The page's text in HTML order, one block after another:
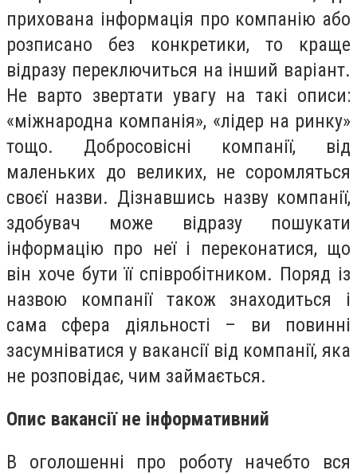
прихована інформація про компанію або
розписано без конкретики, то краще
відразу переключиться на інший варіант.
Не варто звертати увагу на такі описи:
«міжнародна компанія», «лідер на ринку»
тощо. Добросовісні компанії, від
маленьких до великих, не соромляться
своєї назви. Дізнавшись назву компанії,
здобувач може відразу пошукати
інформацію про неї і переконатися, що
він хоче бути її співробітником. Поряд із
назвою компанії також знаходиться і
сама сфера діяльності – ви повинні
засумніватися у вакансії від компанії, яка
не розповідає, чим займається.
Опис вакансії не інформативний
В оголошенні про роботу начебто вся